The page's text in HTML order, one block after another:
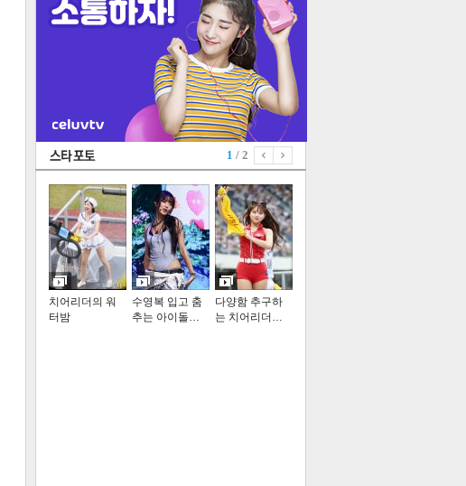
1 / 2
치어리더의 워
터밤
수영복 입고 춤
추는 아이돌…
다양함 추구하
는 치어리더…